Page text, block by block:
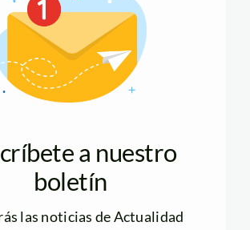
a nuestro
boletín
las noticias de Actualidad